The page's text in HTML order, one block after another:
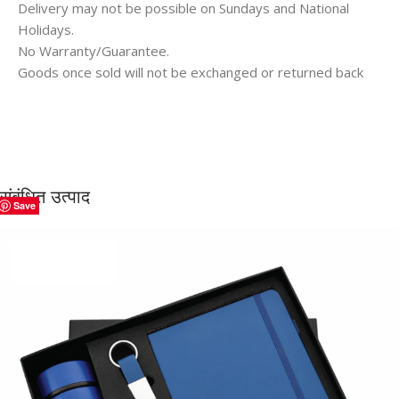
Delivery may not be possible on Sundays and National
Holidays.
No Warranty/Guarantee.
Goods once sold will not be exchanged or returned back
संबंधित उत्पाद
Save
Save
Save
Save
Save
Save